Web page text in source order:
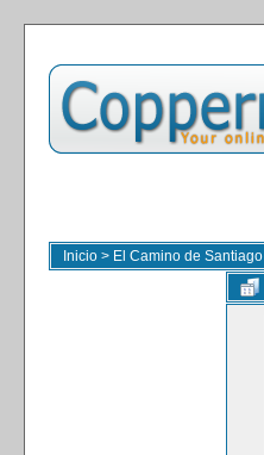
Inicio > El Camino de Santiago